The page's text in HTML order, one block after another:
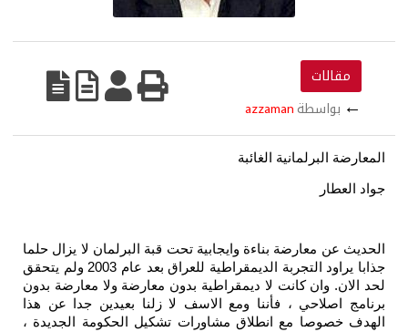
مقالات
← بواسطة azzaman
المعارضة البرلمانية الغائبة
جواد العطار
الحديث عن معارضة بناءة وايجابية تحت قبة البرلمان لا يزال حلما
جذابا يراود التجربة الديمقراطية للعراق بعد عام 2003 ولم يتحقق
لحد الان. وان كانت لا ديمقراطية بدون معارضة ولا معارضة بدون
برنامج اصلاحي ، فأننا ومع الاسف لا زلنا بعيدين جدا عن هذا
الهدف خصوصا مع انطلاق مشاورات تشكيل الحكومة الجديدة ،